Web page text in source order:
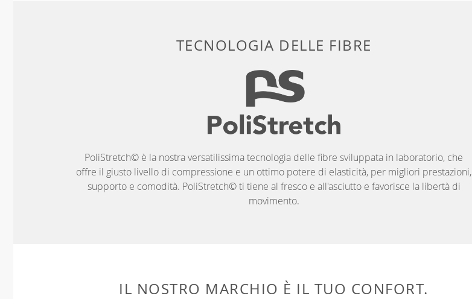
TECNOLOGIA DELLE FIBRE
PoliStretch© è la nostra versatilissima tecnologia delle fibre sviluppata in laboratorio, che
offre il giusto livello di compressione e un ottimo potere di elasticità, per migliori prestazioni,
supporto e comodità. PoliStretch© ti tiene al fresco e all'asciutto e favorisce la libertà di
movimento.
IL NOSTRO MARCHIO È IL TUO CONFORT.